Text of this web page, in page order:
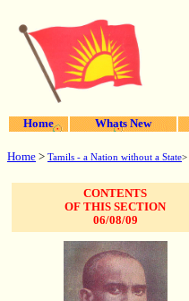
Home Whats New
Home > Tamils - a Nation without a State>
CONTENTS
OF THIS SECTION
06/08/09